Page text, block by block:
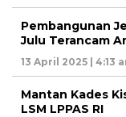
Pembangunan
Julu Terancam
13 April 2025 | 4:13
Mantan Kades
LSM LPPAS RI